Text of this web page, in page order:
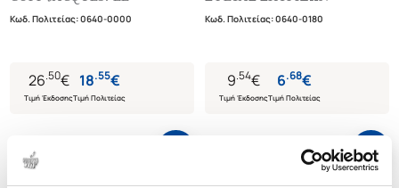
Κωδ. Πολιτείας:0640-0000
26.50€
Τιμή Έκδοσης
18.55€
Τιμή Πολιτείας
Κωδ. Πολιτείας:0640-0180
9.54€
Τιμή Έκδοσης
6.68€
Τιμή Πολιτείας